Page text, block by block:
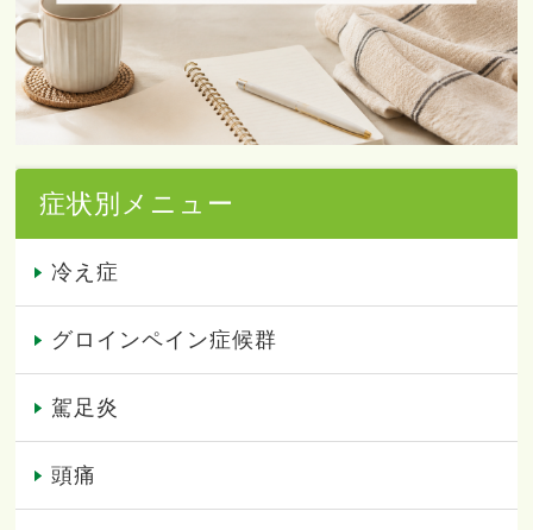
症状別メニュー
冷え症
グロインペイン症候群
駕足炎
頭痛